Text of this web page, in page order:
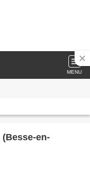
MENU
(Besse-en-